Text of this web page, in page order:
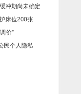
冲期尚未确定
床位200张
价”
民个人隐私